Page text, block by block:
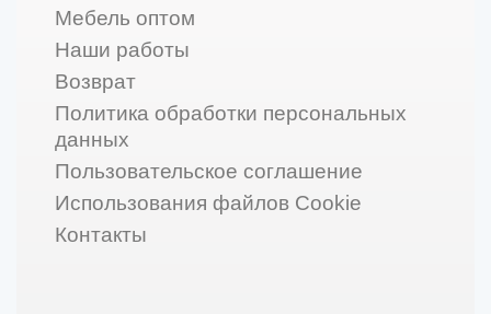
Мебель оптом
Наши работы
Возврат
Политика обработки персональных
данных
Пользовательское соглашение
Использования файлов Cookie
Контакты